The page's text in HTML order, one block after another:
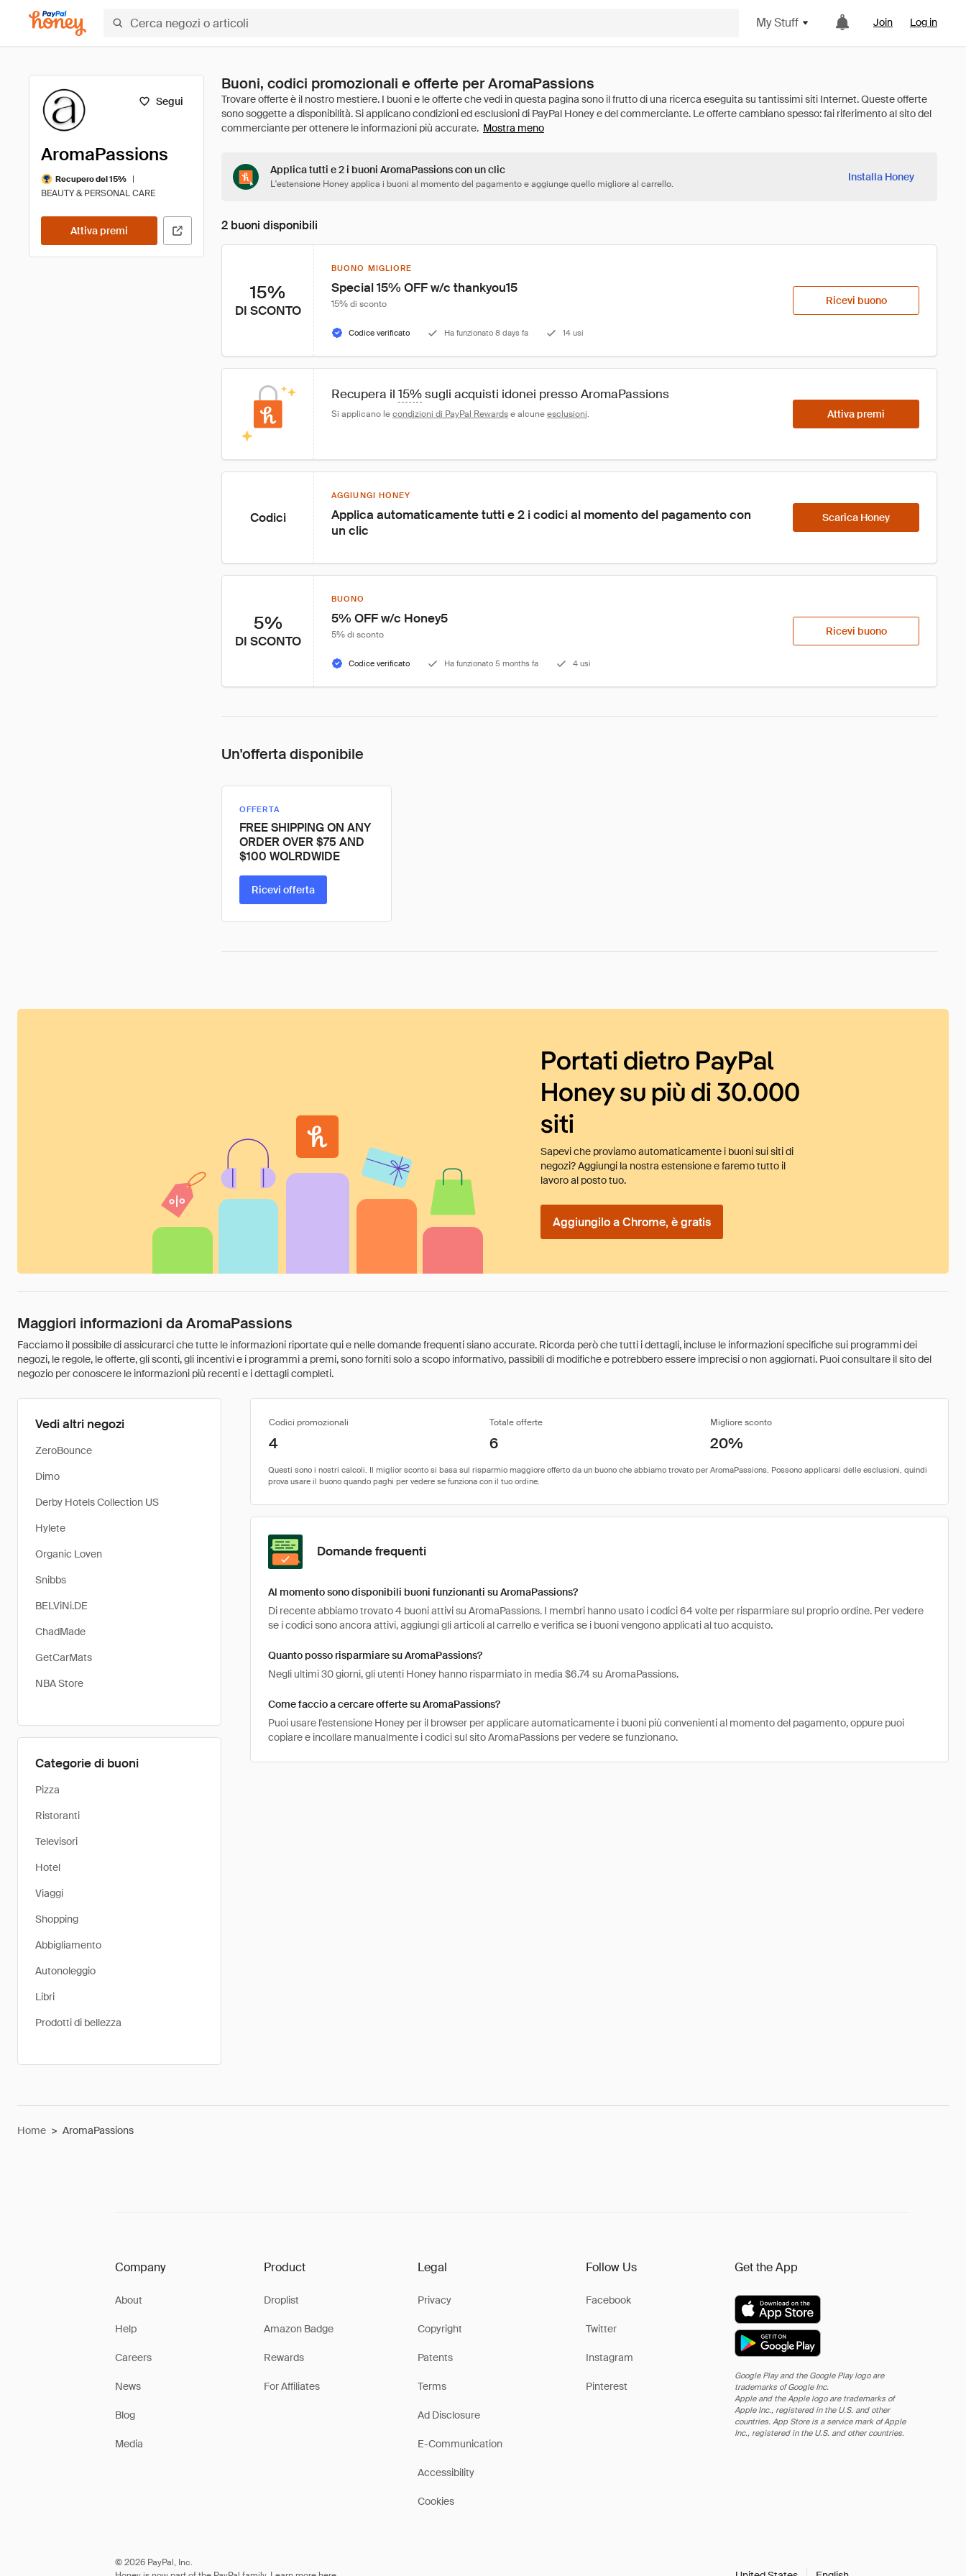
My Stuff Join Log in
Segui
AromaPassions
Recupero del 15%
|
BEAUTY & PERSONAL CARE
Attiva premi
Buoni, codici promozionali e offerte per AromaPassions
Mostra meno
Applica tutti e 2 i buoni AromaPassions con un clic
L'estensione Honey applica i buoni al momento del pagamento e aggiunge quello migliore al carrello.
Installa Honey
2 buoni disponibili
15%
DI SCONTO
BUONO MIGLIORE
Special 15% OFF w/c thankyou15
15% di sconto
Codice verificato Ha funzionato 8 days fa 14 usi
Ricevi buono
Recupera il 15% sugli acquisti idonei presso AromaPassions
Si applicano le condizioni di PayPal Rewards e alcune esclusioni. Attiva premi
Codici
AGGIUNGI HONEY
Applica automaticamente tutti e 2 i codici al momento del pagamento con
un clic
Scarica Honey
5%
DI SCONTO
BUONO
5% OFF w/c Honey5
5% di sconto
Codice verificato Ha funzionato 5 months fa 4 usi
Ricevi buono
Un'offerta disponibile
OFFERTA
FREE SHIPPING ON ANY
ORDER OVER $75 AND
$100 WOLRDWIDE
Ricevi offerta
Portati dietro PayPal
Honey su più di 30.000
siti
Sapevi che proviamo automaticamente i buoni sui siti di
negozi? Aggiungi la nostra estensione e faremo tutto il
lavoro al posto tuo.
Aggiungilo a Chrome, è gratis
Maggiori informazioni da AromaPassions
Facciamo il possibile di assicurarci che tutte le informazioni riportate qui e nelle domande frequenti siano accurate. Ricorda però che tutti i dettagli, incluse le informazioni specifiche sui programmi dei
negozi, le regole, le offerte, gli sconti, gli incentivi e i programmi a premi, sono forniti solo a scopo informativo, passibili di modifiche e potrebbero essere imprecisi o non aggiornati. Puoi consultare il sito del
negozio per conoscere le informazioni più recenti e i dettagli completi.
Vedi altri negozi
ZeroBounce
Dimo
Derby Hotels Collection US
Hylete
Organic Loven
Snibbs
BELViNi.DE
ChadMade
GetCarMats
NBA Store
Categorie di buoni
Pizza
Ristoranti
Televisori
Hotel
Viaggi
Shopping
Abbigliamento
Autonoleggio
Libri
Prodotti di bellezza
Codici promozionali Totale offerte Migliore sconto
4 6 20%
Domande frequenti
Al momento sono disponibili buoni funzionanti su AromaPassions?
Di recente abbiamo trovato 4 buoni attivi su AromaPassions. I membri hanno usato i codici 64 volte per risparmiare sul proprio ordine. Per vedere
se i codici sono ancora attivi, aggiungi gli articoli al carrello e verifica se i buoni vengono applicati al tuo acquisto.
Quanto posso risparmiare su AromaPassions?
Negli ultimi 30 giorni, gli utenti Honey hanno risparmiato in media $6.74 su AromaPassions.
Come faccio a cercare offerte su AromaPassions?
Puoi usare l'estensione Honey per il browser per applicare automaticamente i buoni più convenienti al momento del pagamento, oppure puoi
copiare e incollare manualmente i codici sul sito AromaPassions per vedere se funzionano.
Home > AromaPassions
Company
About
Help
Careers
News
Blog
Media
Product
Droplist
Amazon Badge
Rewards
For Affiliates
Legal
Privacy
Copyright
Patents
Terms
Ad Disclosure
E-Communication
Accessibility
Cookies
Follow Us
Facebook
Twitter
Instagram
Pinterest
Get the App
Google Play and the Google Play logo are
trademarks of Google Inc.
Apple and the Apple logo are trademarks of
Apple Inc., registered in the U.S. and other
countries. App Store is a service mark of Apple
Inc., registered in the U.S. and other countries.
© 2026 PayPal, Inc.